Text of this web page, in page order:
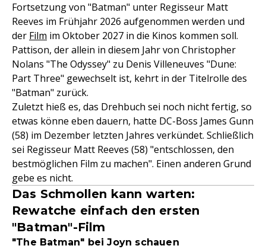
Fortsetzung von "Batman" unter Regisseur Matt
Reeves im Frühjahr 2026 aufgenommen werden und
der Film im Oktober 2027 in die Kinos kommen soll.
Pattison, der allein in diesem Jahr von Christopher
Nolans "The Odyssey" zu Denis Villeneuves "Dune:
Part Three" gewechselt ist, kehrt in der Titelrolle des
"Batman" zurück.
Zuletzt hieß es, das Drehbuch sei noch nicht fertig, so
etwas könne eben dauern, hatte DC-Boss James Gunn
(58) im Dezember letzten Jahres verkündet. Schließlich
sei Regisseur Matt Reeves (58) "entschlossen, den
bestmöglichen Film zu machen". Einen anderen Grund
gebe es nicht.
Das Schmollen kann warten:
Rewatche einfach den ersten
"Batman"-Film
"The Batman" bei Joyn schauen